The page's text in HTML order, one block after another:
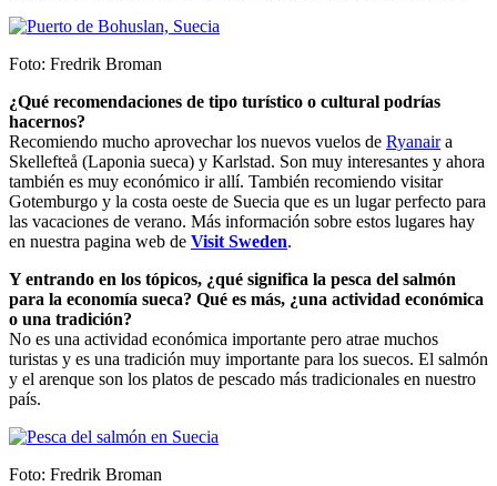
Foto: Fredrik Broman
¿Qué recomendaciones de tipo turístico o cultural podrías
hacernos?
Recomiendo mucho aprovechar los nuevos vuelos de Ryanaira
Skellefteå (Laponia sueca) y Karlstad. Son muy interesantes y ahora
también es muy económico ir allí. También recomiendo visitar
Gotemburgo y la costa oeste de Suecia que es un lugar perfecto para
las vacaciones de verano. Más información sobre estos lugares hay
en nuestra pagina web de Visit Sweden.
Y entrando en los tópicos, ¿qué significa la pesca del salmón
para la economía sueca? Qué es más, ¿una actividad económica
o una tradición?
No es una actividad económica importante pero atrae muchos
turistas y es una tradición muy importante para los suecos. El salmón
y el arenque son los platos de pescado más tradicionales en nuestro
país.
Foto: Fredrik Broman